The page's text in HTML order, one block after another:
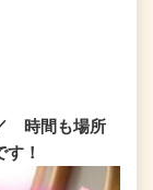
時間も場所
！